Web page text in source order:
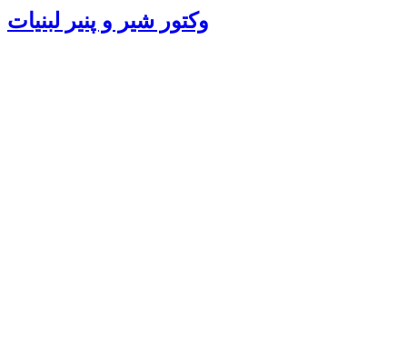
وکتور شیر و پنیر لبنیات